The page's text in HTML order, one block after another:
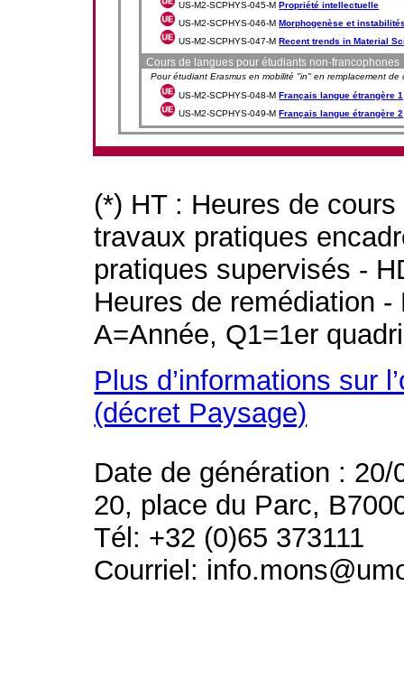
US-M2-SCPHYS-045-MPropriété intellectuelle
US-M2-SCPHYS-046-MMorphogenèse et
US-M2-SCPHYS-047-MRecent trends in Material
Cours de langues pour étudiants non-francophones
Pour étudiant Erasmus en mobilité "in" en remplacement de
US-M2-SCPHYS-048-MFrançais langue étrangère 1
US-M2-SCPHYS-049-MFrançais langue étrangère 2
(*) HT : Heures de
travaux pratiques
pratiques supervisés -
Heures de remédiation
A=Année, Q1=1er
Plus d’informations sur
(décret Paysage)
Date de génération : 20/
20, place du Parc,
Tél: +32 (0)65 373111
Courriel: